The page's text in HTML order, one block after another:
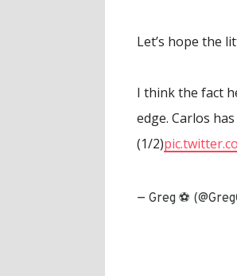
Let’s hope the
I think the fact
edge. Carlos
(1/2)
— Greg ⚽️